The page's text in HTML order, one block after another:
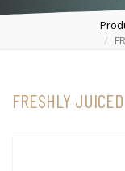
FRESHLY